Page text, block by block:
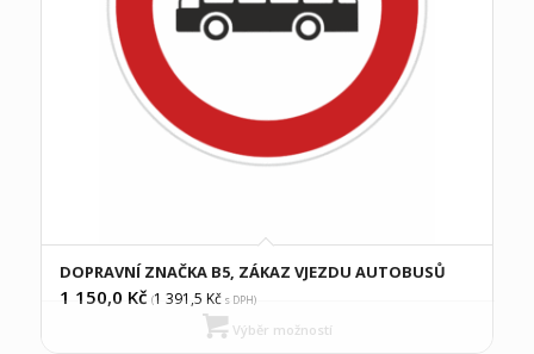
DOPRAVNÍ ZNAČKA B5, ZÁKAZ VJEZDU AUTOBUSŮ
1 150,0 Kč (1 391,5 Kčs DPH)
Výběr možností